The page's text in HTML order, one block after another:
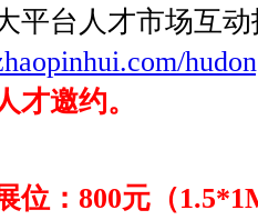
平台人才市场互
才邀约。
位：800元（